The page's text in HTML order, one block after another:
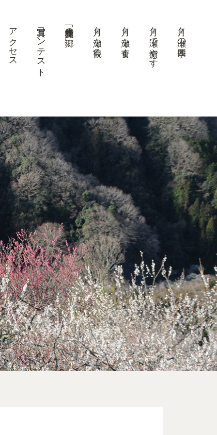
月ヶ瀬の四季
月ヶ瀬で癒やす
月ヶ瀬を食す
月ヶ瀬を観る
美景「梅林の郷」
写真コンテスト
アクセス